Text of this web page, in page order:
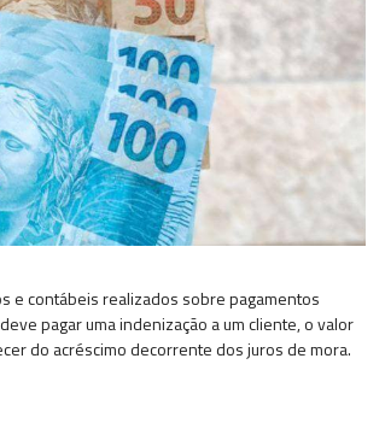
e contábeis realizados sobre pagamentos
pagar uma indenização a um cliente, o valor
do acréscimo decorrente dos juros de mora.